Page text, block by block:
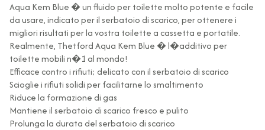
Aqua Kem Blue � un fluido per toilette molto potente e facile
da usare, indicato per il serbatoio di scarico, per ottenere i
migliori risultati per la vostra toilette a cassetta e portatile.
Realmente, Thetford Aqua Kem Blue � l�additivo per
toilette mobili n�1 al mondo!
Efficace contro i rifiuti; delicato con il serbatoio di scarico
Scioglie i rifiuti solidi per facilitarne lo smaltimento
Riduce la formazione di gas
Mantiene il serbatoio di scarico fresco e pulito
Prolunga la durata del serbatoio di scarico